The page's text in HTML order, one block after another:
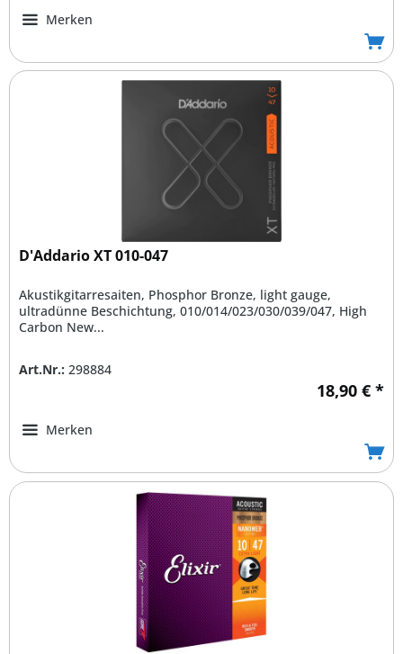
Merken
D'Addario XT 010-047
Akustikgitarresaiten, Phosphor Bronze, light gauge,
ultradünne Beschichtung, 010/014/023/030/039/047, High
Carbon New...
Art.Nr.: 298884
18,90 € *
Merken